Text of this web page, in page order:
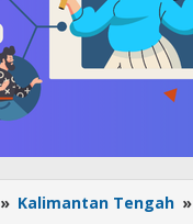
» Kalimantan Tengah »